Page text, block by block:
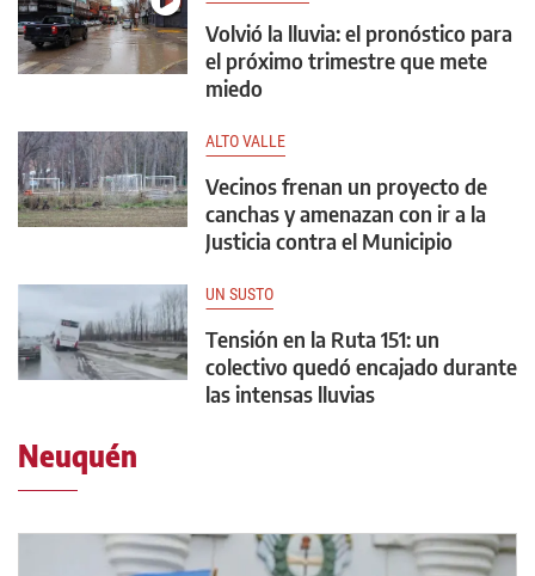
Volvió la lluvia: el pronóstico para
el próximo trimestre que mete
miedo
ALTO VALLE
Vecinos frenan un proyecto de
canchas y amenazan con ir a la
Justicia contra el Municipio
UN SUSTO
Tensión en la Ruta 151: un
colectivo quedó encajado durante
las intensas lluvias
Neuquén